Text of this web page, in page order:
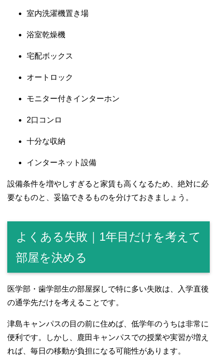
室内洗濯機置き場
浴室乾燥機
宅配ボックス
オートロック
モニター付きインターホン
2口コンロ
十分な収納
インターネット設備
設備条件を増やしすぎると家賃も高くなるため、絶対に必
要なものと、妥協できるものを分けておきましょう。
よくある失敗｜1年目だけを考えて
部屋を決める
医学部・歯学部生の部屋探しで特に多い失敗は、入学直後
の通学先だけを考えることです。
津島キャンパスの目の前に住めば、低学年のうちは非常に
便利です。しかし、鹿田キャンパスでの授業や実習が増え
れば、毎日の移動が負担になる可能性があります。